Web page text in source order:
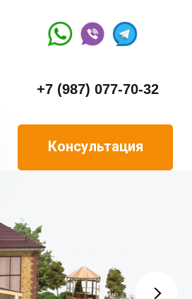
+7 (987) 077-70-32
Консультация